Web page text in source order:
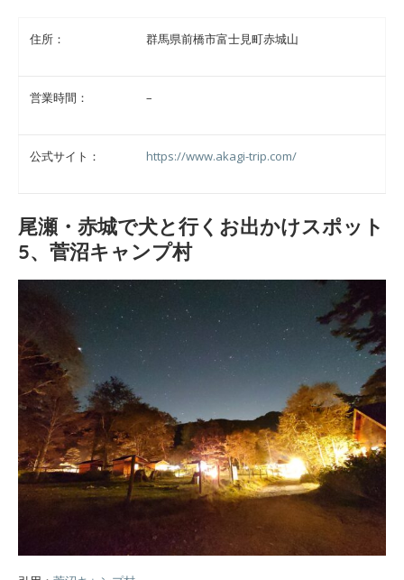
住所： 群馬県前橋市富士見町赤城山
営業時間： –
公式サイト： https://www.akagi-trip.com/
尾瀬・赤城で犬と行くお出かけスポット
5、菅沼キャンプ村